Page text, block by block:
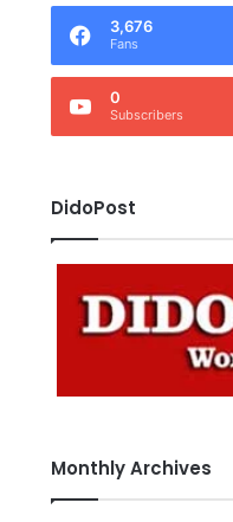
3,676
Fans
0
Subscribers
DidoPost
Monthly Archives